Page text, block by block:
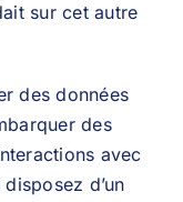
sur cet autre
des données
des
avec
d’un